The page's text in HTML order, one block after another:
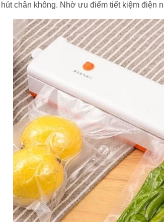
chân không. Nhờ ưu điểm tiết kiệm điện